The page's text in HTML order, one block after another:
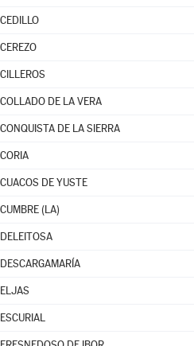
CEDILLO
CEREZO
CILLEROS
COLLADO DE LA VERA
CONQUISTA DE LA SIERRA
CORIA
CUACOS DE YUSTE
CUMBRE (LA)
DELEITOSA
DESCARGAMARÍA
ELJAS
ESCURIAL